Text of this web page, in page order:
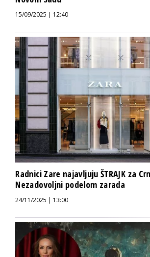
15/09/2025 | 12:40
Radnici Zare najavljuju ŠTRAJK za
Nezadovoljni podelom zarada
24/11/2025 | 13:00